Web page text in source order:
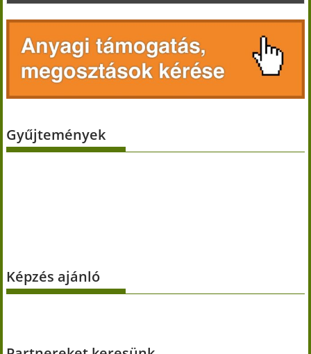
Gyűjtemények
Képzés ajánló